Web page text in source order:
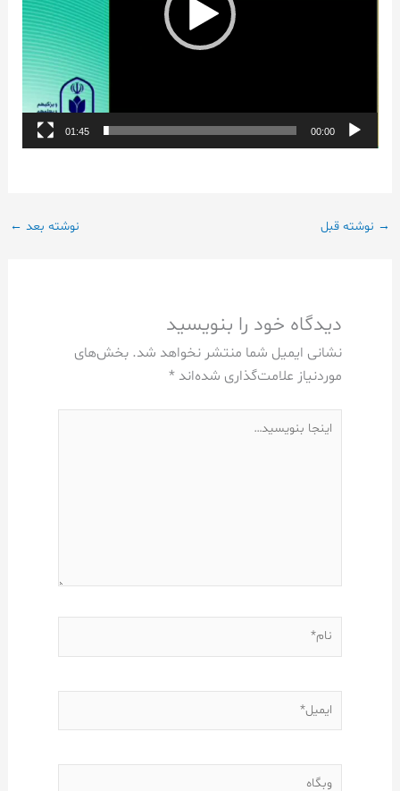
00:00
01:45
→ نوشته قبل نوشته بعد ←
دیدگاه‌ خود را بنویسید
نشانی ایمیل شما منتشر نخواهد شد. بخش‌های
موردنیاز علامت‌گذاری شده‌اند *
اینجا
نام*
ایمیل*
وبگاه